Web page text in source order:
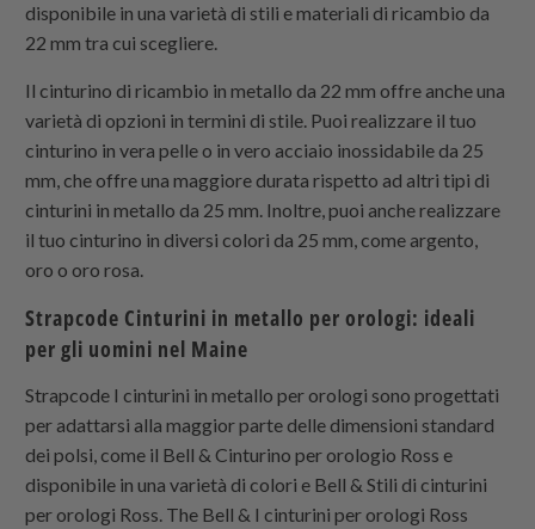
disponibile in una varietà di stili e materiali di ricambio da
22 mm tra cui scegliere.
Il cinturino di ricambio in metallo da 22 mm offre anche una
varietà di opzioni in termini di stile. Puoi realizzare il tuo
cinturino in vera pelle o in vero acciaio inossidabile da 25
mm, che offre una maggiore durata rispetto ad altri tipi di
cinturini in metallo da 25 mm. Inoltre, puoi anche realizzare
il tuo cinturino in diversi colori da 25 mm, come argento,
oro o oro rosa.
Strapcode Cinturini in metallo per orologi: ideali
per gli uomini nel Maine
Strapcode I cinturini in metallo per orologi sono progettati
per adattarsi alla maggior parte delle dimensioni standard
dei polsi, come il Bell & Cinturino per orologio Ross e
disponibile in una varietà di colori e Bell & Stili di cinturini
per orologi Ross. The Bell & I cinturini per orologi Ross